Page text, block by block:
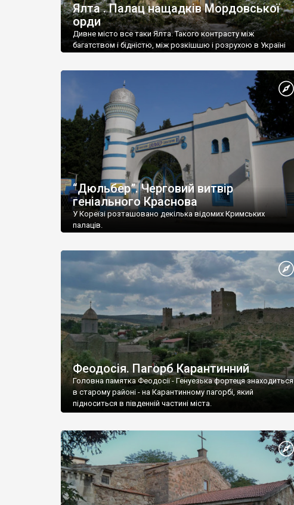
Ялта . Палац нащадків Мордовської
орди
Дивне місто все таки Ялта. Такого контрасту між
багатством і бідністю, між розкішшю і розрухою в Україні
“Дюльбер”. Черговий витвір
геніального Краснова
У Кореїзі розташовано декілька відомих Кримських
палаців.
Феодосія. Пагорб Карантинний
Головна памятка Феодосії - Генуезька фортеця знаходиться
в старому районі - на Карантинному пагорбі, який
підноситься в південній частині міста.